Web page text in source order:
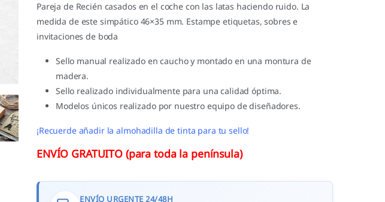
Pareja de Recién casados en el coche con las latas haciendo ruido. La
medida de este simpático 46×35 mm. Estampe etiquetas, sobres e
invitaciones de boda
Sello manual realizado en caucho y montado en una montura de
madera.
Sello realizado individualmente para una calidad óptima.
Modelos únicos realizado por nuestro equipo de diseñadores.
¡Recuerde añadir la almohadilla de tinta para tu sello!
ENVÍO GRATUITO (para toda la península)
ENVÍO URGENTE 24/48H